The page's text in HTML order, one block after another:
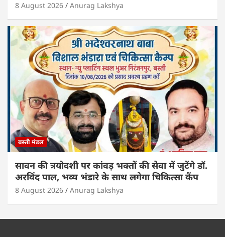
8 August 2026 Anurag Lakshya
बस्ती मंडल
सावन की त्रयोदशी पर कांवड़ भक्तों की सेवा में जुटेंगे डॉ.
अरविंद पाल, भव्य भंडारे के साथ लगेगा चिकित्सा कैंप
8 August 2026 Anurag Lakshya